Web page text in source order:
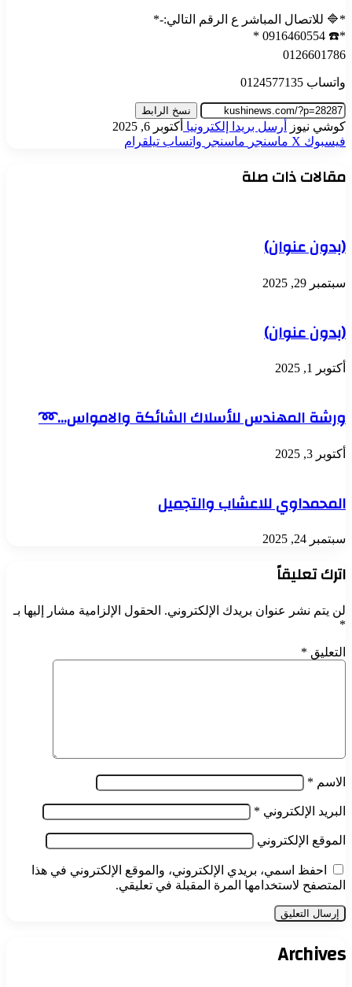
*🔷 للاتصال المباشر ع الرقم التالي:-*
*☎️ 0916460554 *
0126601786
واتساب 0124577135
نسخ الرابط
كوشي نيوز أرسل بريدا إلكترونيا أكتوبر 6, 2025
فيسبوك ‫X ماسنجر ماسنجر واتساب تيلقرام
مقالات ذات صلة
(بدون عنوان)
سبتمبر 29, 2025
(بدون عنوان)
أكتوبر 1, 2025
ورشة المهندس للأسلاك الشائكة والامواس…➿
أكتوبر 3, 2025
المحمداوي للاعشاب والتجميل
سبتمبر 24, 2025
اترك تعليقاً
لن يتم نشر عنوان بريدك الإلكتروني. الحقول الإلزامية مشار إليها بـ
*
التعليق *
الاسم *
البريد الإلكتروني *
الموقع الإلكتروني
احفظ اسمي، بريدي الإلكتروني، والموقع الإلكتروني في هذا
المتصفح لاستخدامها المرة المقبلة في تعليقي.
Archives